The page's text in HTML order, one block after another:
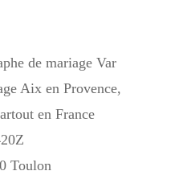
de mariage Var
Aix en Provence,
en France
Toulon